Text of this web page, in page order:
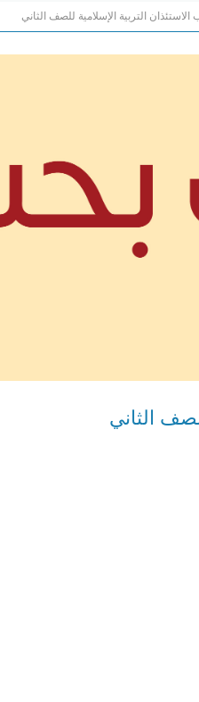
التربية الإسلامية للصف الثاني
الثاني